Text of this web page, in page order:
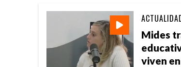
Mides
viven